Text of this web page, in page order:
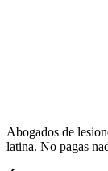
Abogados de
latina. No pagas